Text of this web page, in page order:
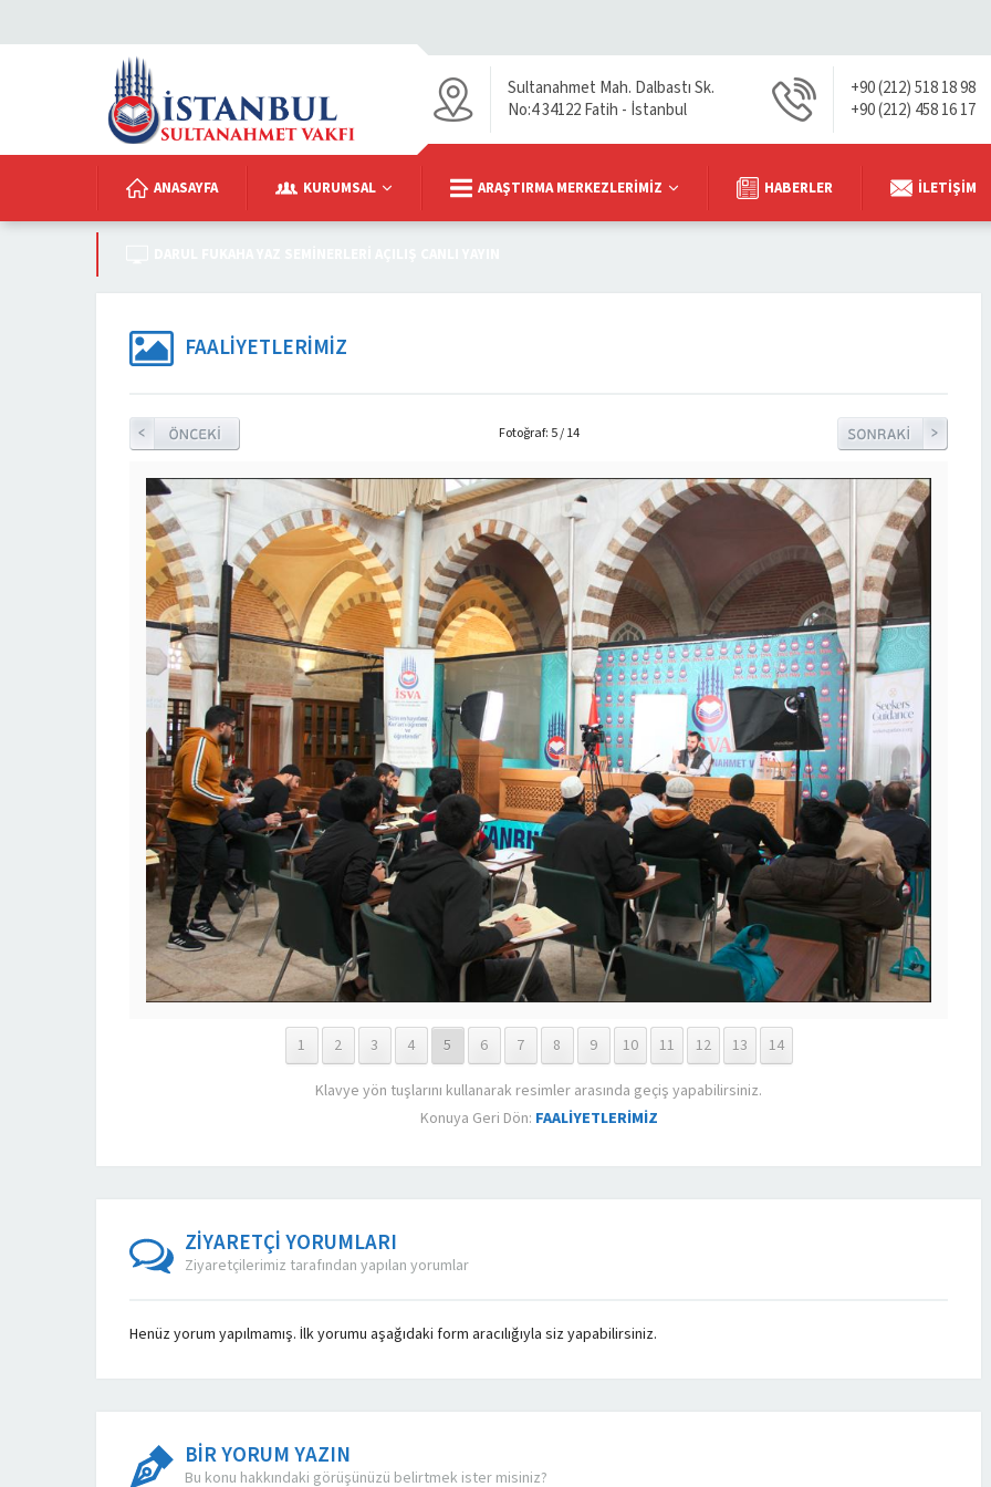
Sultanahmet Mah. Dalbastı Sk.
No:4 34122 Fatih - İstanbul
+90 (212) 518 18 98
+90 (212) 458 16 17
ANASAYFA KURUMSAL ARAŞTIRMA MERKEZLERIMIZ HABERLER İLETIŞIM
FAALİYETLERİMİZ
Fotoğraf: 5 / 14
1 2 3 4 5 6 7 8 9 10 11 12 13 14
Klavye yön tuşlarını kullanarak resimler arasında geçiş yapabilirsiniz.
Konuya Geri Dön: FAALİYETLERİMİZ
ZİYARETÇİ YORUMLARI
Ziyaretçilerimiz tarafından yapılan yorumlar
Henüz yorum yapılmamış. İlk yorumu aşağıdaki form aracılığıyla siz yapabilirsiniz.
BİR YORUM YAZIN
Bu konu hakkındaki görüşünüzü belirtmek ister misiniz?